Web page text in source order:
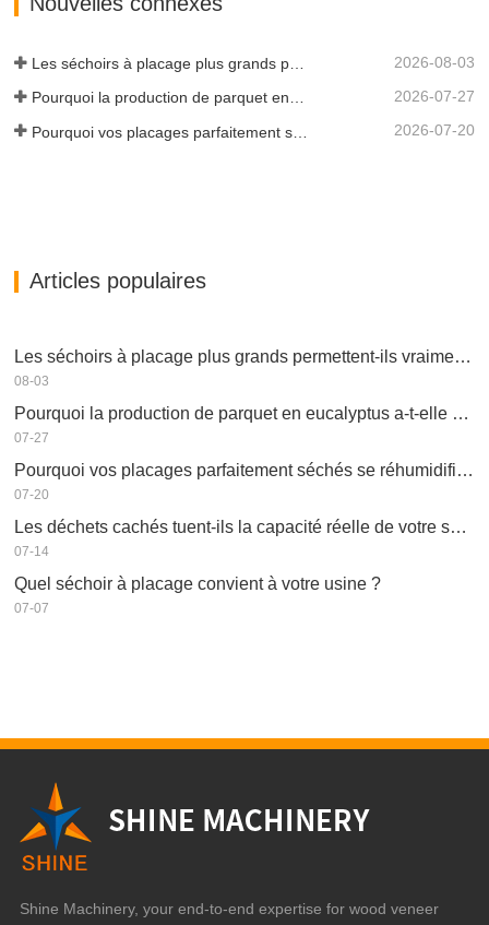
2026-08-03
Pourquoi la production de parquet en eucalyptus a-t-elle besoin d'un séchoir à placages ? 2026-07-27
2026-07-20
Articles populaires
Les séchoirs à placage plus grands permettent-ils vraiment d'économiser de l'argent ?
08-03
Pourquoi la production de parquet en eucalyptus a-t-elle besoin d'un séchoir à placages ?
07-27
Pourquoi vos placages parfaitement séchés se réhumidifient-ils ?
07-20
Les déchets cachés tuent-ils la capacité réelle de votre séchoir à placage ?
07-14
Quel séchoir à placage convient à votre usine ?
07-07
Shine Machinery, your end-to-end expertise for wood veneer